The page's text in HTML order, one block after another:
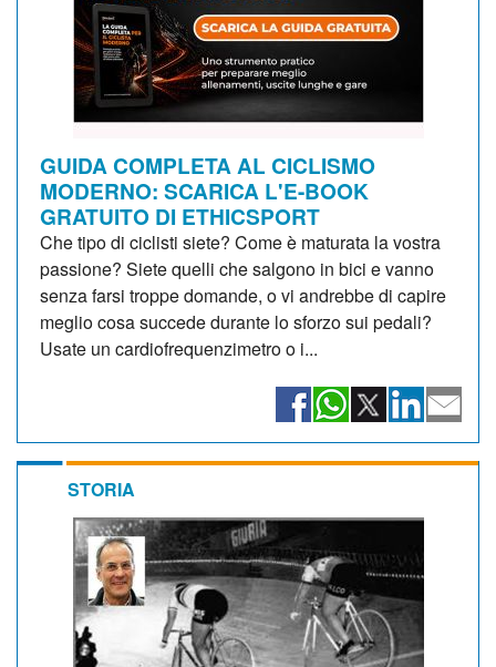
GUIDA COMPLETA AL CICLISMO
MODERNO: SCARICA L'E-BOOK
GRATUITO DI ETHICSPORT
Che tipo di ciclisti siete? Come è maturata la vostra
passione? Siete quelli che salgono in bici e vanno
senza farsi troppe domande, o vi andrebbe di capire
meglio cosa succede durante lo sforzo sui pedali?
Usate un cardiofrequenzimetro o i...
STORIA